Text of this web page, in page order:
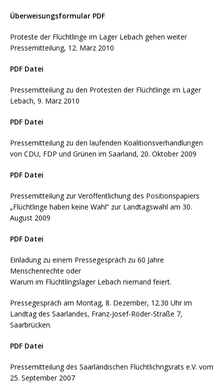
Überweisungsformular PDF
Proteste der Flüchtlinge im Lager Lebach gehen weiter
Pressemitteilung, 12. März 2010
PDF Datei
Pressemitteilung zu den Protesten der Flüchtlinge im Lager
Lebach, 9. März 2010
PDF Datei
Pressemitteilung zu den laufenden Koalitionsverhandlungen
von CDU, FDP und Grünen im Saarland, 20. Oktober 2009
PDF Datei
Pressemitteilung zur Veröffentlichung des Positionspapiers
„Flüchtlinge haben keine Wahl“ zur Landtagswahl am 30.
August 2009
PDF Datei
Einladung zu einem Pressegespräch zu 60 Jahre
Menschenrechte oder
Warum im Flüchtlingslager Lebach niemand feiert.
Pressegespräch am Montag, 8. Dezember, 12.30 Uhr im
Landtag des Saarlandes, Franz-Josef-Röder-Straße 7,
Saarbrücken.
PDF Datei
Pressemitteilung des Saarländischen Flüchtlichngsrats e.V. vom
25. September 2007